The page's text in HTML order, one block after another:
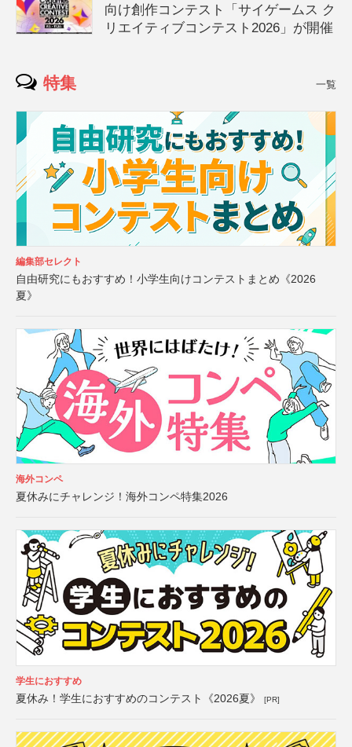
向け創作コンテスト「サイゲームス ク
リエイティブコンテスト2026」が開催
特集 一覧
編集部セレクト
自由研究にもおすすめ！小学生向けコンテストまとめ《2026
夏》
海外コンペ
夏休みにチャレンジ！海外コンペ特集2026
学生におすすめ
夏休み！学生におすすめのコンテスト《2026夏》 [PR]